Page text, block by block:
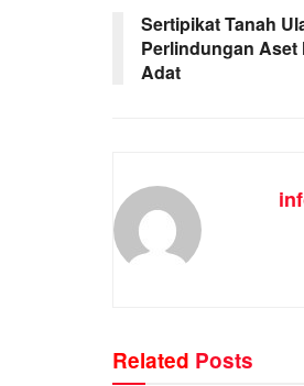
Sertipikat Tanah
Perlindungan Aset
Adat
Related Posts